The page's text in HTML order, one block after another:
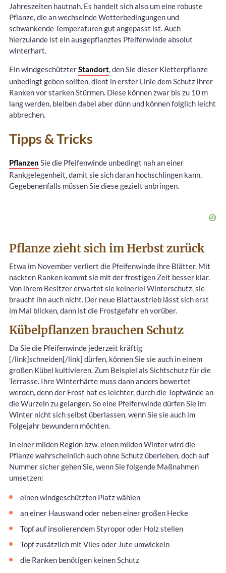
Jahreszeiten hautnah. Es handelt sich also um eine robuste
Pflanze, die an wechselnde Wetterbedingungen und
schwankende Temperaturen gut angepasst ist. Auch
hierzulande ist ein ausgepflanztes Pfeifenwinde absolut
winterhart.
Ein windgeschützterStandort , den Sie dieser Kletterpflanze
unbedingt geben sollten, dient in erster Linie dem Schutz ihrer
Ranken vor starken Stürmen. Diese können zwar bis zu 10 m
lang werden, bleiben dabei aber dünn und können folglich leicht
abbrechen.
Tipps & Tricks
Pflanzen Sie die Pfeifenwinde unbedingt nah an einer
Rankgelegenheit, damit sie sich daran hochschlingen kann.
Gegebenenfalls müssen Sie diese gezielt anbringen.
Pflanze zieht sich im Herbst zurück
Etwa im November verliert die Pfeifenwinde ihre Blätter. Mit
nackten Ranken kommt sie mit der frostigen Zeit besser klar.
Von ihrem Besitzer erwartet sie keinerlei Winterschutz, sie
braucht ihn auch nicht. Der neue Blattaustrieb lässt sich erst
im Mai blicken, dann ist die Frostgefahr eh vorüber.
Kübelpflanzen brauchen Schutz
Da Sie die Pfeifenwinde jederzeit kräftig
[/link]schneiden[/link] dürfen, können Sie sie auch in einem
großen Kübel kultivieren. Zum Beispiel als Sichtschutz für die
Terrasse. Ihre Winterhärte muss dann anders bewertet
werden, denn der Frost hat es leichter, durch die Topfwände an
die Wurzeln zu gelangen. So eine Pfeifenwinde dürfen Sie im
Winter nicht sich selbst überlassen, wenn Sie sie auch im
Folgejahr bewundern möchten.
In einer milden Region bzw. einen milden Winter wird die
Pflanze wahrscheinlich auch ohne Schutz überleben, doch auf
Nummer sicher gehen Sie, wenn Sie folgende Maßnahmen
umsetzen:
einen windgeschützten Platz wählen
an einer Hauswand oder neben einer großen Hecke
Topf auf insolierendem Styropor oder Holz stellen
Topf zusätzlich mit Vlies oder Jute umwickeln
die Ranken benötigen keinen Schutz